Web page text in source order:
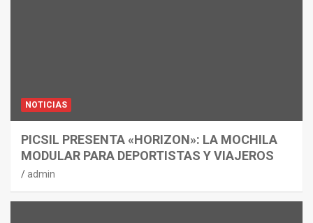
NOTICIAS
PICSIL PRESENTA «HORIZON»: LA MOCHILA
MODULAR PARA DEPORTISTAS Y VIAJEROS
admin